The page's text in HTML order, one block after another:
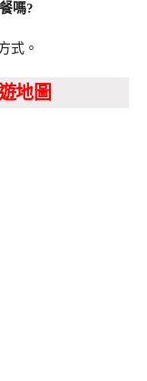
嗎?
式。
地圖